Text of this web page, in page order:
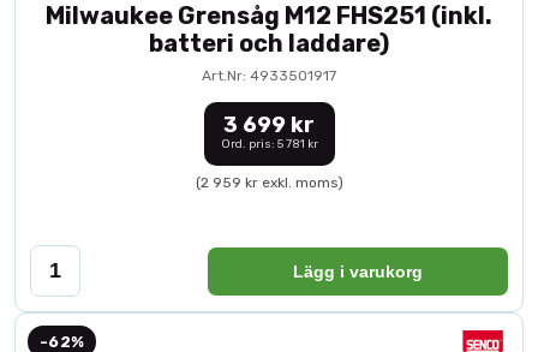
Milwaukee Grensåg M12 FHS251 (inkl.
batteri och laddare)
Art.Nr: 4933501917
3 699 kr
Ord. pris: 5 781 kr
(2 959 kr exkl. moms)
Lägg i varukorg
-62%